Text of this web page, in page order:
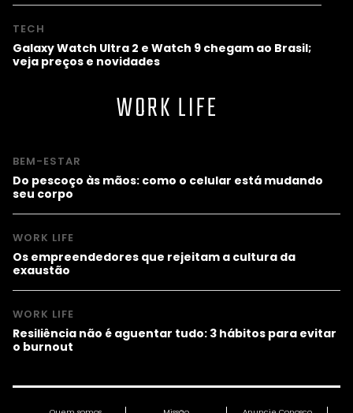
TECH
Galaxy Watch Ultra 2 e Watch 9 chegam ao Brasil;
veja preços e novidades
WORK LIFE
BEM-ESTAR
Do pescoço às mãos: como o celular está mudando
seu corpo
WORK LIFE
Os empreendedores que rejeitam a cultura da
exaustão
WORK LIFE
Resiliência não é aguentar tudo: 3 hábitos para evitar
o burnout